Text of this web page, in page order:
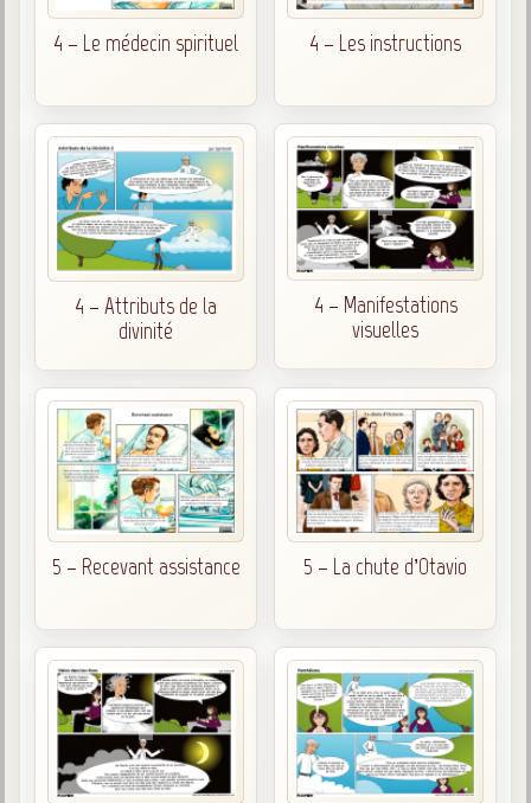
4 – Le médecin spirituel 4 – Les instructions
4 – Attributs de la
divinité
4 – Manifestations
visuelles
5 – Recevant assistance 5 – La chute d’Otavio